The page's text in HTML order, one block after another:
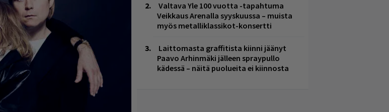
Valtava Yle 100 vuotta -tapahtuma
Veikkaus Arenalla syyskuussa – muista
myös metalliklassikot-konsertti
Laittomasta graffitista kiinni jäänyt
Paavo Arhinmäki jälleen spraypullo
kädessä – näitä puolueita ei kiinnosta